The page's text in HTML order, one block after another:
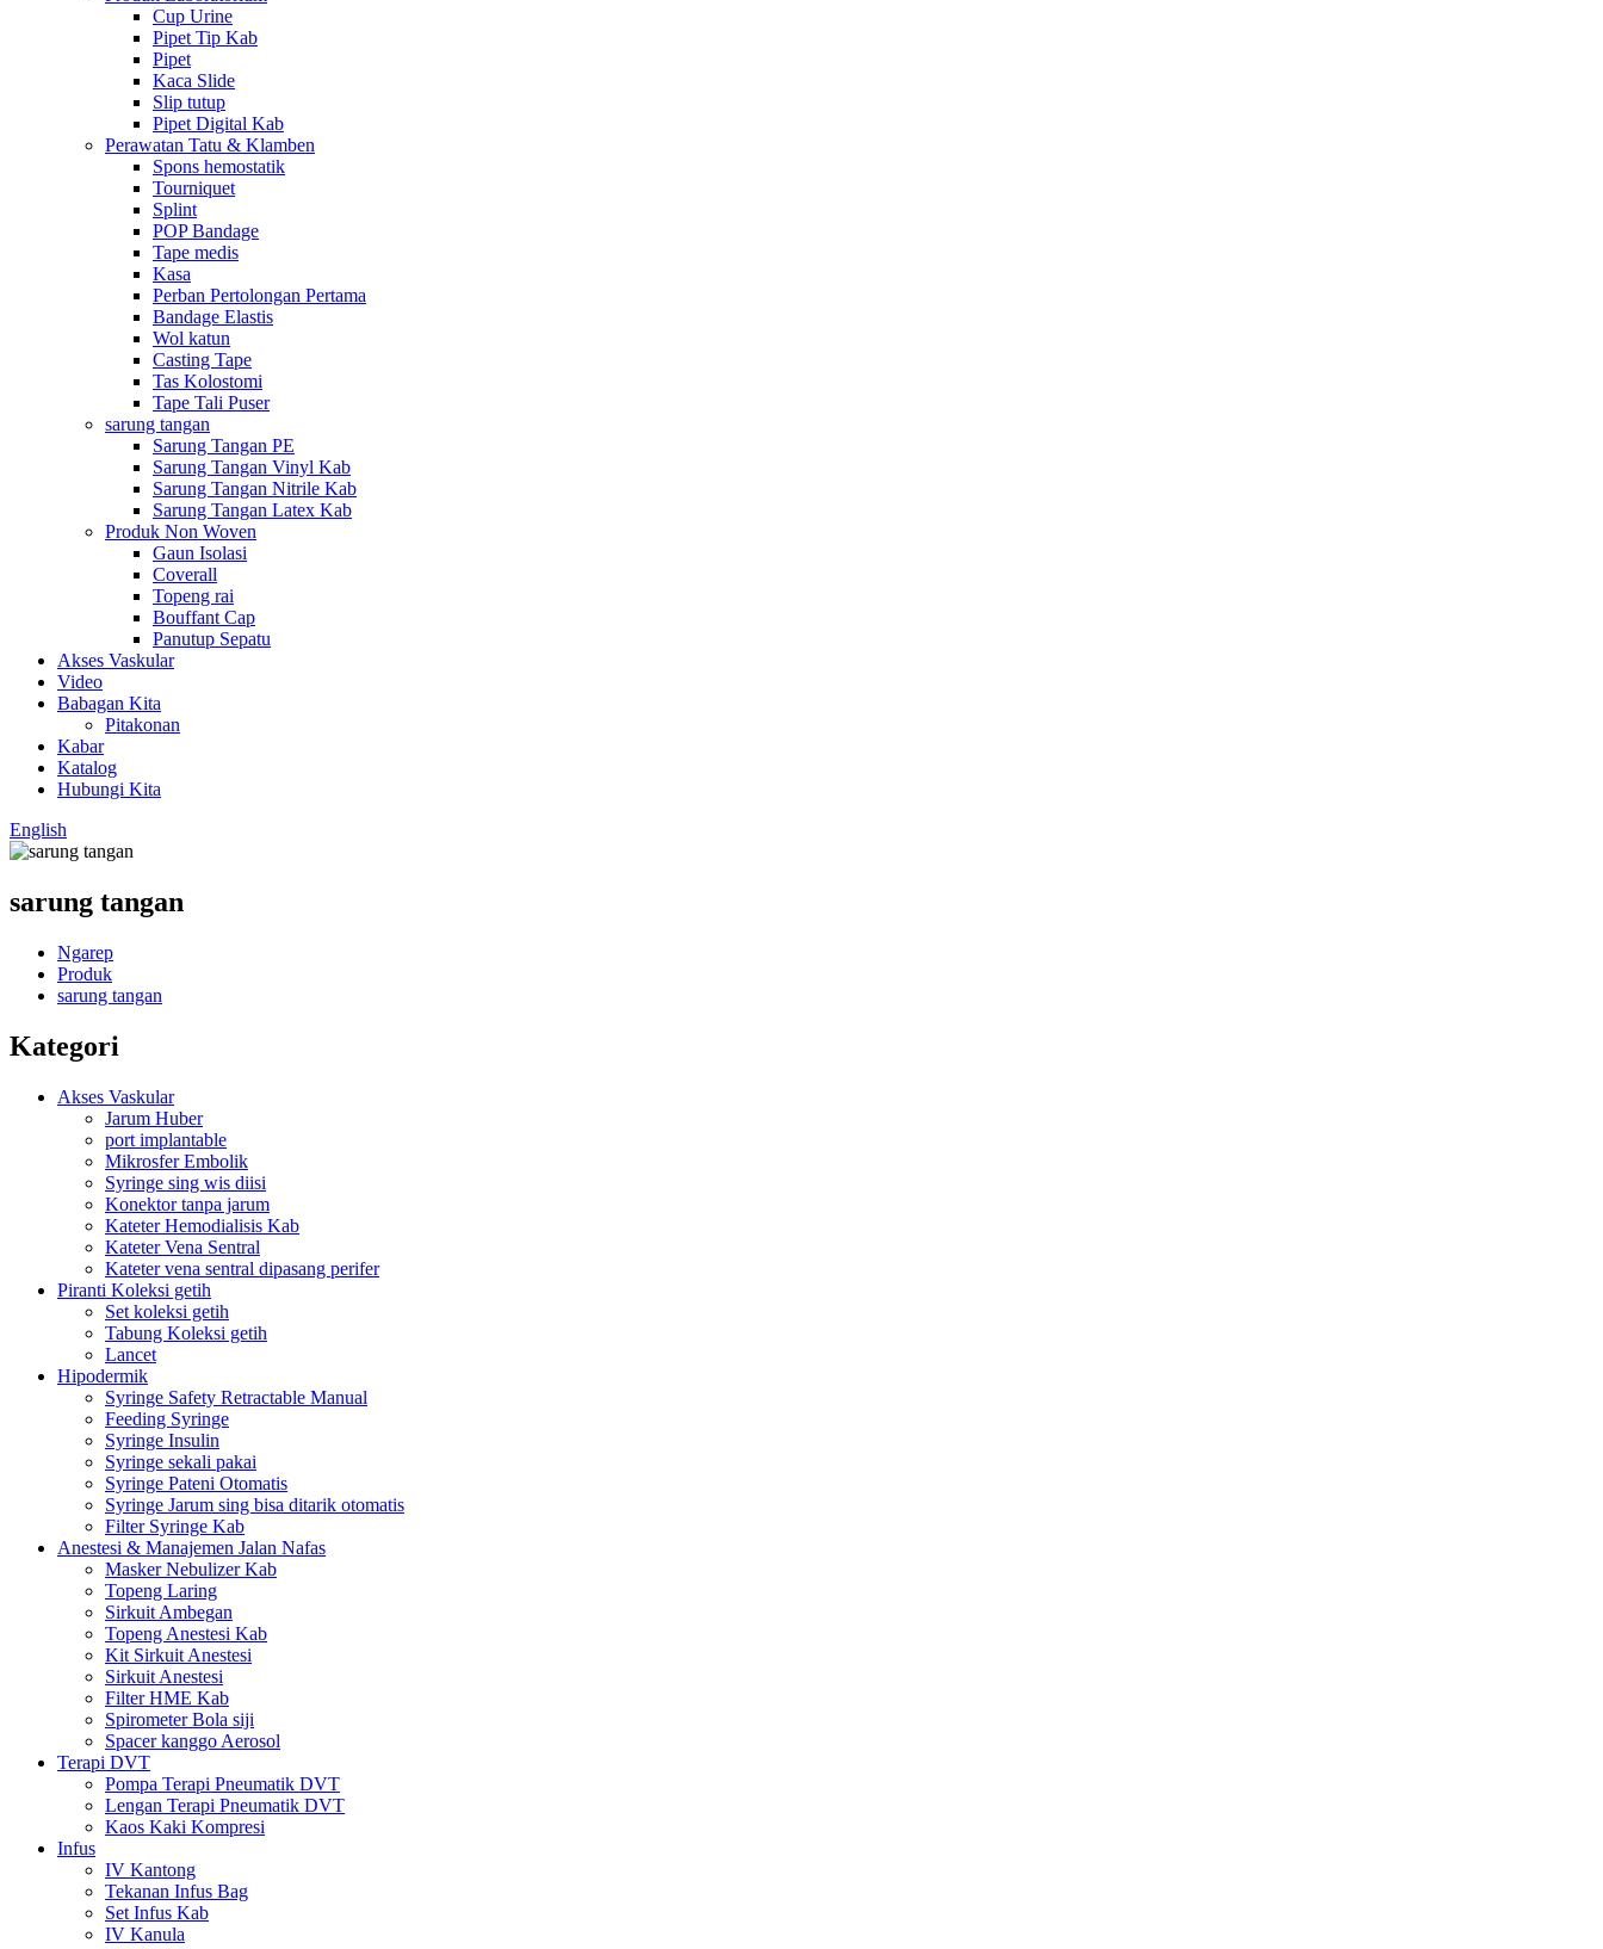
Cup Urine
Pipet Tip Kab
Pipet
Kaca Slide
Slip tutup
Pipet Digital Kab
Perawatan Tatu & Klamben
Spons hemostatik
Tourniquet
Splint
POP Bandage
Tape medis
Kasa
Perban Pertolongan Pertama
Bandage Elastis
Wol katun
Casting Tape
Tas Kolostomi
Tape Tali Puser
sarung tangan
Sarung Tangan PE
Sarung Tangan Vinyl Kab
Sarung Tangan Nitrile Kab
Sarung Tangan Latex Kab
Produk Non Woven
Gaun Isolasi
Coverall
Topeng rai
Bouffant Cap
Panutup Sepatu
Akses Vaskular
Video
Babagan Kita
Pitakonan
Kabar
Katalog
Hubungi Kita
English
sarung tangan
Ngarep
Produk
sarung tangan
Kategori
Akses Vaskular
Jarum Huber
port implantable
Mikrosfer Embolik
Syringe sing wis diisi
Konektor tanpa jarum
Kateter Hemodialisis Kab
Kateter Vena Sentral
Kateter vena sentral dipasang perifer
Piranti Koleksi getih
Set koleksi getih
Tabung Koleksi getih
Lancet
Hipodermik
Syringe Safety Retractable Manual
Feeding Syringe
Syringe Insulin
Syringe sekali pakai
Syringe Pateni Otomatis
Syringe Jarum sing bisa ditarik otomatis
Filter Syringe Kab
Anestesi & Manajemen Jalan Nafas
Masker Nebulizer Kab
Topeng Laring
Sirkuit Ambegan
Topeng Anestesi Kab
Kit Sirkuit Anestesi
Sirkuit Anestesi
Filter HME Kab
Spirometer Bola siji
Spacer kanggo Aerosol
Terapi DVT
Pompa Terapi Pneumatik DVT
Lengan Terapi Pneumatik DVT
Kaos Kaki Kompresi
Infus
IV Kantong
Tekanan Infus Bag
Set Infus Kab
IV Kanula